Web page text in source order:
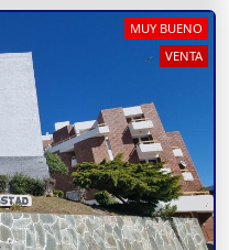
MUY BUENO
VENTA